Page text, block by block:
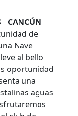
- CANCÚN
de
Nave
al bello
oportunidad
una
aguas